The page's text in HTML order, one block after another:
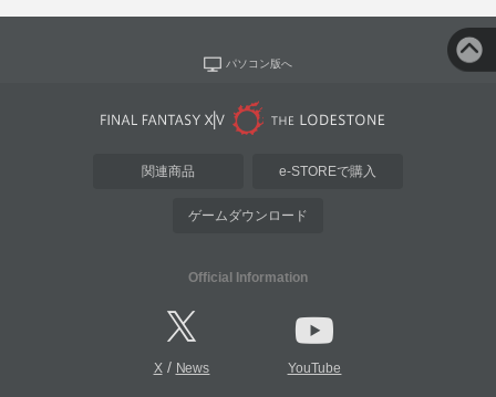
パソコン版へ
関連商品 e-STOREで購入
ゲームダウンロード
Official Information
X/ News YouTube